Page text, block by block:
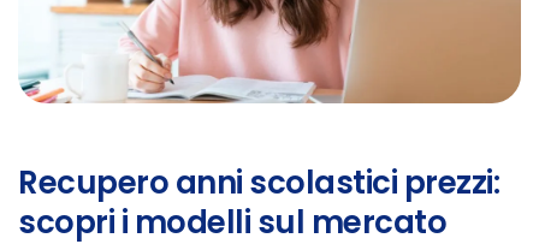
Recupero anni scolastici prezzi:
scopri i modelli sul mercato